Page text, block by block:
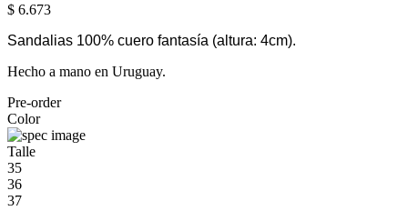
$ 6.673
Sandalias 100% cuero fantasía (altura: 4cm).
Hecho a mano en Uruguay.
Pre-order
Color
Talle
35
36
37